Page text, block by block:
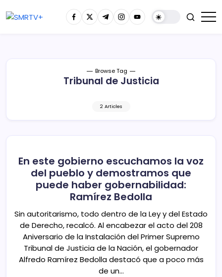
Browse Tag
Tribunal de Justicia
2 Articles
En este gobierno escuchamos la voz
del pueblo y demostramos que
puede haber gobernabilidad:
Ramírez Bedolla
Sin autoritarismo, todo dentro de la Ley y del Estado
de Derecho, recalcó. Al encabezar el acto del 208
Aniversario de la Instalación del Primer Supremo
Tribunal de Justicia de la Nación, el gobernador
Alfredo Ramírez Bedolla destacó que a poco más
de un…